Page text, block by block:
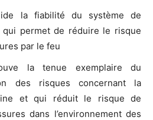
la fiabilité du système de
permet de réduire le risque
par le feu
la tenue exemplaire du
des risques concernant la
et qui réduit le risque de
dans l’environnement des